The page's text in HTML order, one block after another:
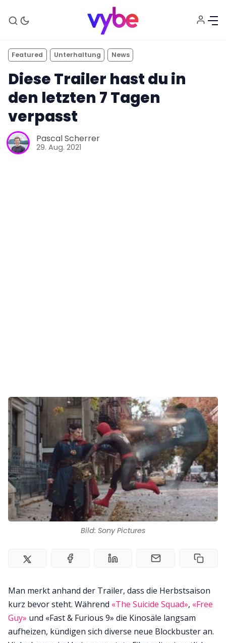
Aktuelles
Kontakt
Impressum
Bild: Sony Pictures
Featured Unterhaltung News
Diese Trailer hast du in
den letzten 7 Tagen
verpasst
Pascal Scherrer
29. Aug. 2021
Man merkt anhand der Trailer, dass die Herbstsaison
kurz bevor steht. Während «The Suicide Squad», «Free
Guy» und «Fast & Furious 9» die Kinosäle langsam
aufheizen, kündigen sich diverse neue Blockbuster an.